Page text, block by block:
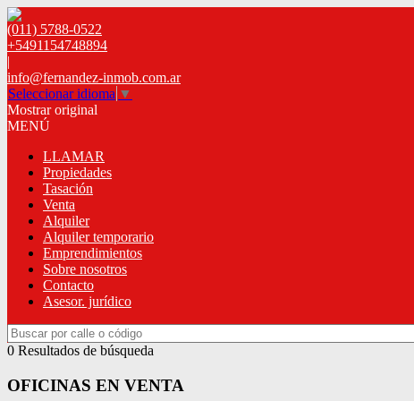
(011) 5788-0522
+5491154748894
|
info@fernandez-inmob.com.ar
Seleccionar idioma ▼
Mostrar original
MENÚ
LLAMAR
Propiedades
Tasación
Venta
Alquiler
Alquiler temporario
Emprendimientos
Sobre nosotros
Contacto
Asesor. jurídico
0 Resultados de búsqueda
OFICINAS EN VENTA